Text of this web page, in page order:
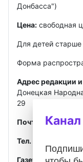
Донбасса")
Цена: свободная
Для детей старше
Форма
Адрес редакции
Донецкая
29
Почта
Тел. ред.:
Газета